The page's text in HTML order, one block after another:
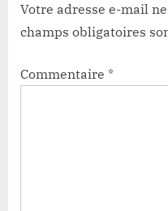
Votre adresse e-mail
champs obligatoires
Commentaire *